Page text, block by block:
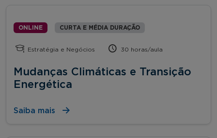
ONLINE CURTA E MÉDIA DURAÇÃO
Estratégia e Negócios 30 horas/aula
Mudanças Climáticas e Transição
Energética
Saiba mais